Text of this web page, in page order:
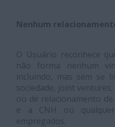
Nenhum
O Usuário reconhece
não forma nenhum
incluindo, mas sem se
sociedade, joint
ou de relacionamento
e a CNH ou
empregados.